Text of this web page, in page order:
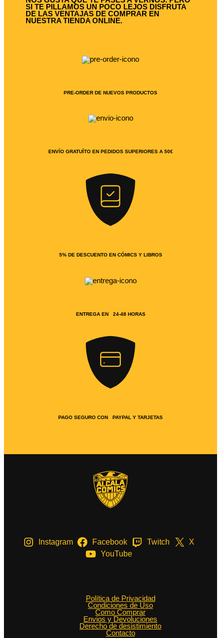
SI TE PILLAMOS UN POCO LEJOS DISFRUTA
DE LAS VENTAJAS DE COMPRAR EN
NUESTRA TIENDA ONLINE.
PRE-ORDER DE NUEVOS PRODUCTOS
ENVÍO GRATUÍTO EN PEDIDOS SUPERIORES A 50€
5% DE DESCUENTO EN CÓMICS Y LIBROS
ENTREGA EN 24-48 HORAS
PAGO SEGURO CON PAYPAL Y TARJETAS
Instagram Facebook Twitch
X
YouTube
Política de Privacidad
Condiciones de Uso
Como Comprar
Envios y Devoluciones
Derecho de desistimiento
Contacto